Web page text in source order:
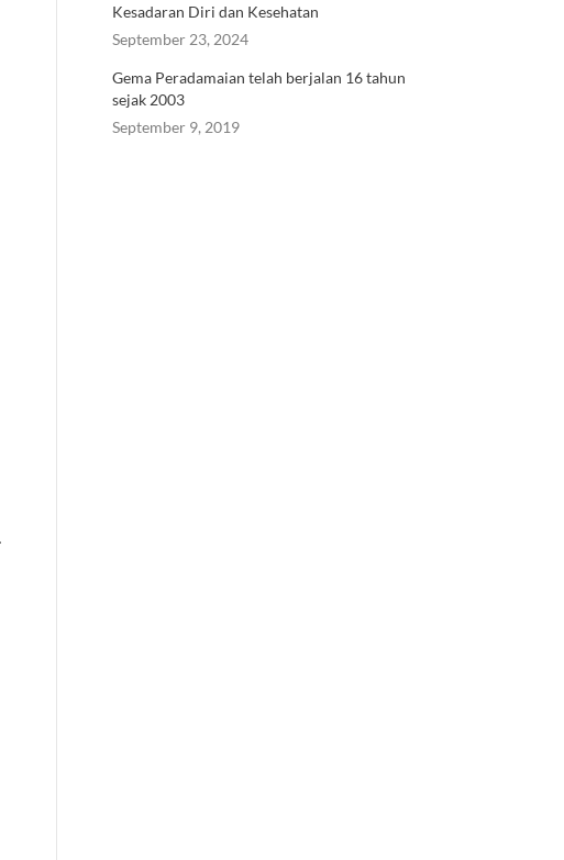
Kesadaran Diri dan Kesehatan
September 23, 2024
Gema Peradamaian telah berjalan 16 tahun
sejak 2003
September 9, 2019